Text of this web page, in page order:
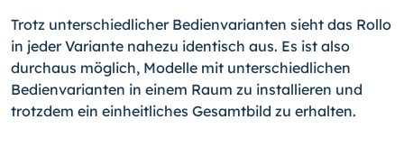
Trotz unterschiedlicher Bedienvarianten sieht das Rollo
in jeder Variante nahezu identisch aus. Es ist also
durchaus möglich, Modelle mit unterschiedlichen
Bedienvarianten in einem Raum zu installieren und
trotzdem ein einheitliches Gesamtbild zu erhalten.